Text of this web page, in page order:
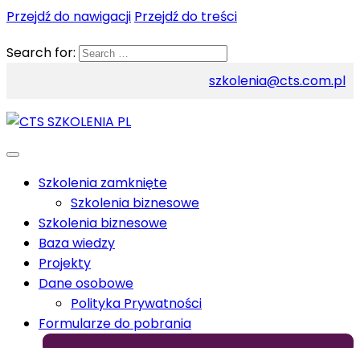
Przejdź do nawigacji Przejdź do treści
Search for:
szkolenia@cts.com.pl
Szkolenia zamknięte
Szkolenia biznesowe
Szkolenia biznesowe
Baza wiedzy
Projekty
Dane osobowe
Polityka Prywatności
Formularze do pobrania